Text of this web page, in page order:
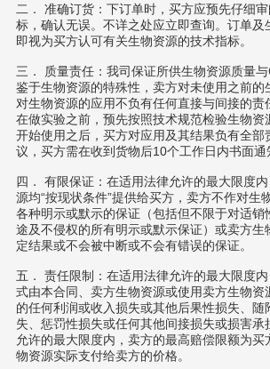
二． 准确订货：下订单时，买方应预先仔细
标，确认无误。不详之处应立即查询。订单及
即视为买方认可有关生物资源的技术指标。
三． 质量责任：我司保证所供生物资源质量与
鉴于生物资源的特殊性，卖方对未使用之前的
对生物资源的应用不负有任何直接与间接的责
在做实验之前，预先按照技术规范检验生物资
开始使用之后，买方对应用及其结果负有全部
议，买方需在收到货物后10个工作日内书面通
四． 有限保证：在适用法律允许的最大限度
源均“按现状条件”提供给买方，卖方不作对生
各种明示或默示的保证（包括但不限于对适销
途及不侵权的所有明示或默示保证）或卖方生
定结果或不会被中断或不会有错误的保证。
五． 责任限制：在适用法律允许的最大限度
式由本合同、卖方生物资源或使用卖方生物资
的任何利润或收入损失或其他后果性损失、随
失、惩罚性损失或任何其他间接损失或损害承
允许的最大限度内，卖方的最高赔偿限额为买
物资源实际支付给卖方的价格。